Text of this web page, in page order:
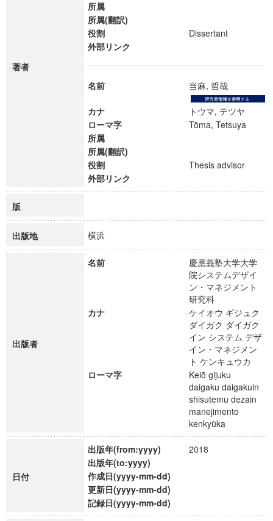
著者
所属
所属(翻訳)
役割
Dissertant
外部リンク
名前 当麻, 哲哉
カナ
トウマ, テツヤ
ローマ字
Tōma, Tetsuya
所属
所属(翻訳)
役割
Thesis advisor
外部リンク
版
出版地 横浜
出版者
名前
慶應義塾大学大学
院システムデザイ
ン・マネジメント
研究科
カナ
ケイオウ ギジュク
ダイガク ダイガク
イン システム デザ
イン・マネジメン
ト ケンキュウカ
ローマ字
Keiō gijuku
daigaku daigakuin
shisutemu dezain
manejimento
kenkyūka
日付
出版年(from:yyyy)
2018
出版年(to:yyyy)
作成日(yyyy-mm-dd)
更新日(yyyy-mm-dd)
記録日(yyyy-mm-dd)